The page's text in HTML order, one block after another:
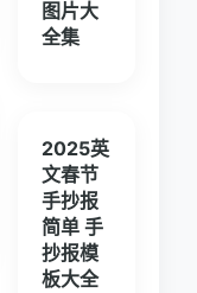
图片大
全集
2025英
文春节
手抄报
简单 手
抄报模
板大全